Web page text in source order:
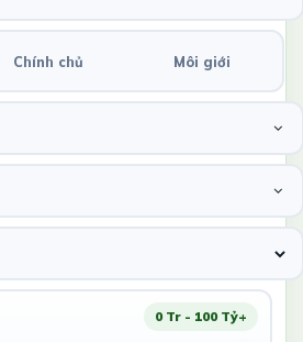
Chính chủ Môi giới
0 Tr - 100 Tỷ+